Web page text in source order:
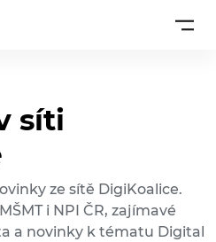
síti
ze sítě DigiKoalice.
i NPI ČR, zajímavé
a novinky k tématu Digital